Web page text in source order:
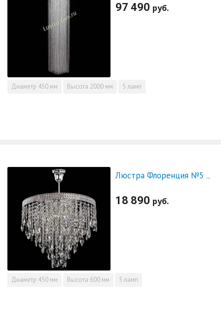
97 490 руб.
Диаметр 450 мм Высота 2000 мм 5 ламп
18 890 руб.
Диаметр 450 мм Высота 600 мм 5 ламп